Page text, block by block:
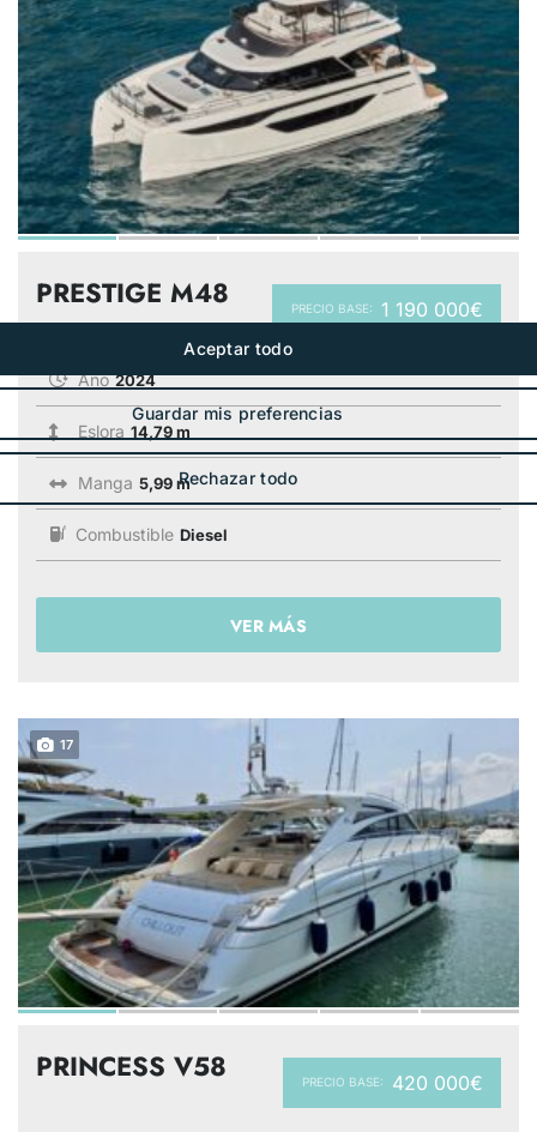
PRECIO BASE: 1 190 000€
PRESTIGE M48
Año 2024
Eslora 14,79 m
Manga 5,99 m
Combustible Diesel
VER MÁS
17
PRECIO BASE: 420 000€
PRINCESS V58